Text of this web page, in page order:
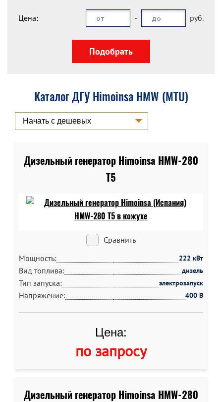
Цена: - руб.
Каталог ДГУ Himoinsa HMW (MTU)
Дизельный генератор Himoinsa HMW-280
T5
Сравнить
Мощность:
222 кВт
Вид топлива: дизель
Тип запуска: электрозапуск
Напряжение: 400 В
Цена:
по запросу
Дизельный генератор Himoinsa HMW-280